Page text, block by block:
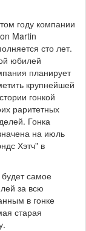
году компании
Martin
сто лет.
юбилей
планирует
крупнейшей
гонкой
раритетных
Гонка
на июль
Хэтч" в
самое
за всю
в гонке
старая